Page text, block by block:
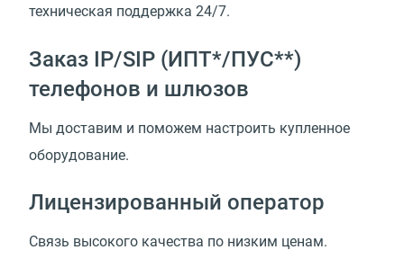
техническая поддержка 24/7.
Заказ IP/SIP (ИПТ*/ПУС**)
телефонов и шлюзов
Мы доставим и поможем настроить купленное
оборудование.
Лицензированный оператор
Связь высокого качества по низким ценам.